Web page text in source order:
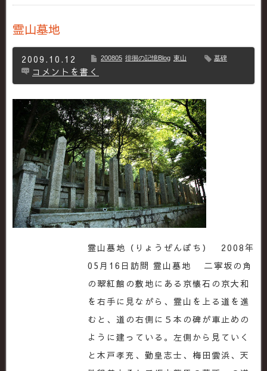
霊山墓地
2009.10.12 200805 徘徊の記憶Blog 東山 墓碑
コメントを書く
霊山墓地（りょうぜんぼち） 2008年
05月16日訪問 霊山墓地 二寧坂の角
の翠紅館の敷地にある京懐石の京大和
を右手に見ながら、霊山を上る道を進
むと、道の右側に５本の碑が車止めの
ように建っている。左側から見ていく
と木戸孝充、勤皇志士、梅田雲浜、天